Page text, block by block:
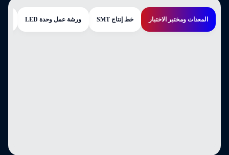
المعدات ومختبر الاختبار خط إنتاج SMT ورشة عمل وحدة LED